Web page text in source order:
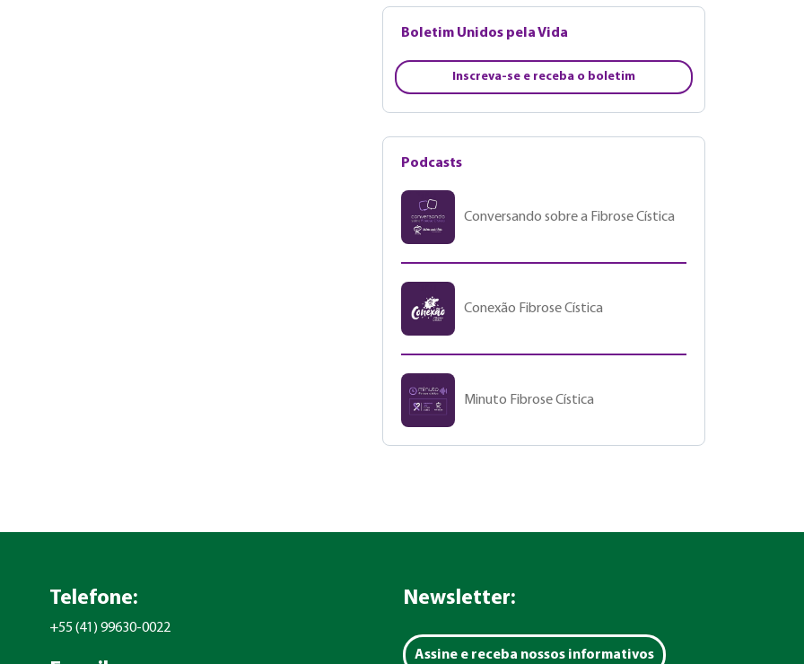
Boletim Unidos pela Vida
Inscreva-se e receba o boletim
Podcasts
Conversando sobre a Fibrose Cística
Conexão Fibrose Cística
Minuto Fibrose Cística
Telefone:
+55 (41) 99630-0022
Newsletter:
Assine e receba nossos informativos